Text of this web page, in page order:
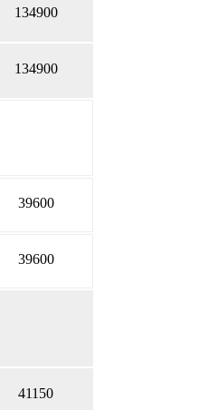
134900
134900
39600
39600
41150